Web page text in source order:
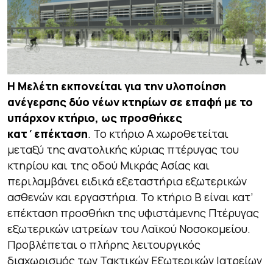
H Μελέτη εκπονείται για την υλοποίηση
ανέγερσης δύο νέων κτηρίων σε επαφή με το
υπάρχον κτήριο, ως προσθήκες
κατ΄επέκταση. Το κτήριο Α χωροθετείται
μεταξύ της ανατολικής κύριας πτέρυγας του
κτηρίου και της οδού Μικράς Ασίας και
περιλαμβάνει ειδικά εξεταστήρια εξωτερικών
ασθενών και εργαστήρια. Το κτήριο Β είναι κατ’
επέκταση προσθήκη της υφιστάμενης Πτέρυγας
εξωτερικών ιατρείων του Λαϊκού Νοσοκομείου.
Προβλέπεται ο πλήρης λειτουργικός
διαχωρισμός των Τακτικών Εξωτερικών Ιατρείων